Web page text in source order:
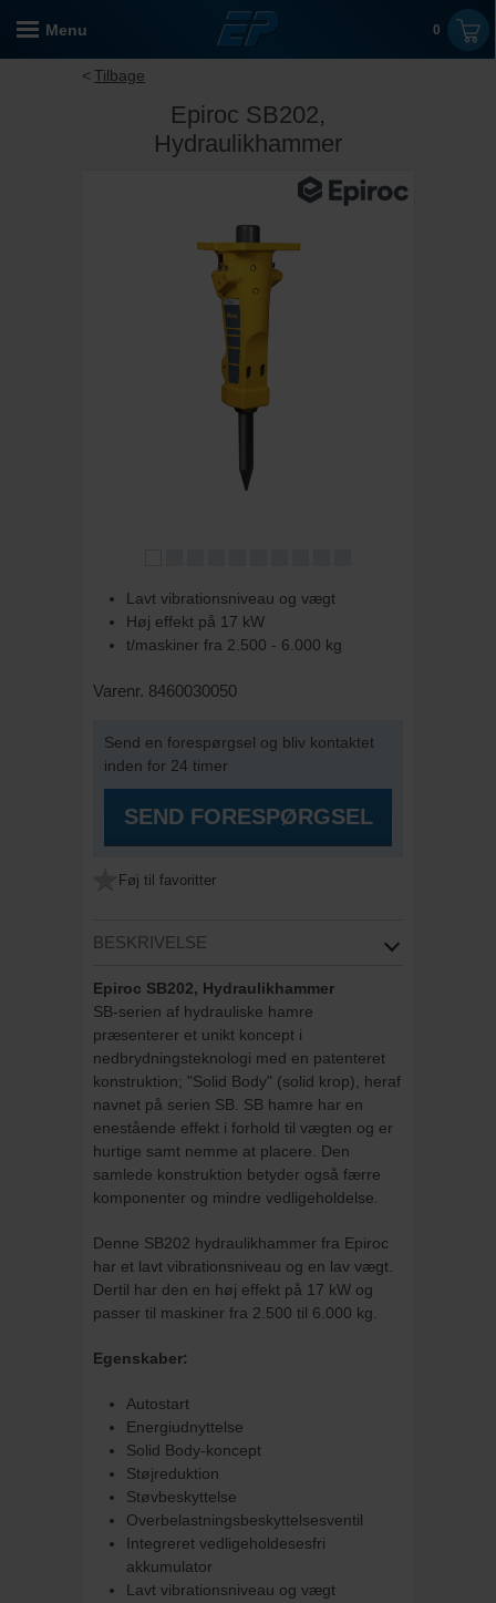
Menu 0
Tilbage
Epiroc SB202,
Hydraulikhammer
Lavt vibrationsniveau og vægt
Høj effekt på 17 kW
t/maskiner fra 2.500 - 6.000 kg
Varenr. 8460030050
Send en forespørgsel og bliv kontaktet
inden for 24 timer
SEND FORESPØRGSEL
Føj til favoritter
BESKRIVELSE
Epiroc SB202, Hydraulikhammer
SB-serien af hydrauliske hamre
præsenterer et unikt koncept i
nedbrydningsteknologi med en patenteret
konstruktion; "Solid Body" (solid krop), heraf
navnet på serien SB. SB hamre har en
enestående effekt i forhold til vægten og er
hurtige samt nemme at placere. Den
samlede konstruktion betyder også færre
komponenter og mindre vedligeholdelse.
Denne SB202 hydraulikhammer fra Epiroc
har et lavt vibrationsniveau og en lav vægt.
Dertil har den en høj effekt på 17 kW og
passer til maskiner fra 2.500 til 6.000 kg.
Egenskaber:
Autostart
Energiudnyttelse
Solid Body-koncept
Støjreduktion
Støvbeskyttelse
Overbelastningsbeskyttelsesventil
Integreret vedligeholdesesfri
akkumulator
Lavt vibrationsniveau og vægt